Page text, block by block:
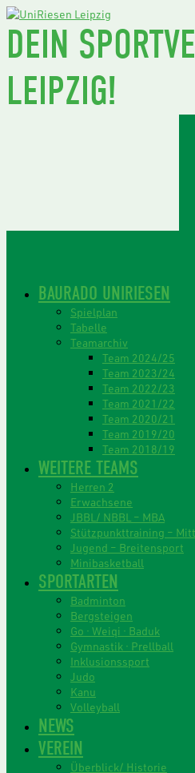
DEIN
LEIPZIG!
BAURADO UNIRIESEN
Spielplan
Tabelle
Teamarchiv
Team 2024/25
Team 2023/24
Team 2022/23
Team 2021/22
Team 2020/21
Team 2019/20
Team 2018/19
WEITERE TEAMS
Herren 2
Erwachsene
JBBL/ NBBL – MBA
Stützpunkttraining –
Jugend – Breitensport
Minibasketball
SPORTARTEN
Badminton
Bergsteigen
Go · Weiqi · Baduk
Gymnastik · Prellball
Inklusionssport
Judo
Kanu
Volleyball
NEWS
VEREIN
Überblick/ Historie